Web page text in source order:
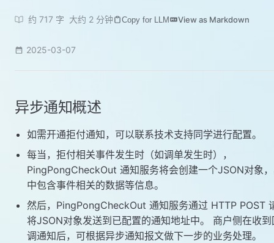
约 717 字 大约 2 分钟 Copy for LLM View as Markdown
2025-03-07
异步通知概述
如需开通拒付通知，可以联系技术支持同学进行配置。
每当，拒付相关事件发生时（如调单发生时），
PingPongCheckOut 通知服务将会创建一个JSON对象
中包含事件相关的数据等信息。
然后，PingPongCheckOut 通知服务通过 HTTP POST
将JSON对象发送到已配置的通知地址中。 商户侧在收到
调通知后，可根据异步通知报文做下一步的业务处理。